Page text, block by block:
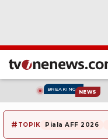
BREAKING NEWS
# TOPIK Piala AFF 2026